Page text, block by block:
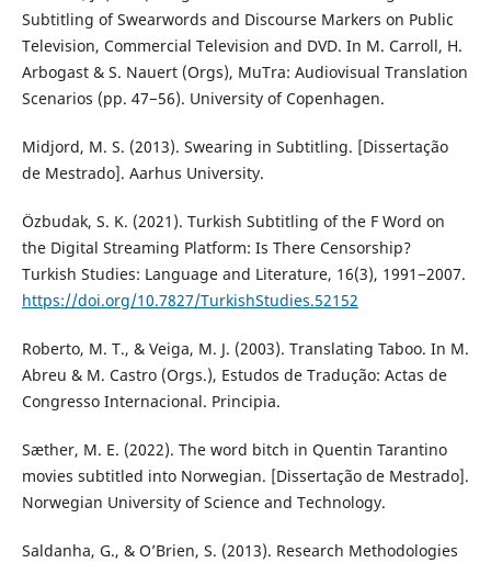
Subtitling of Swearwords and Discourse Markers on Public
Television, Commercial Television and DVD. In M. Carroll, H.
Arbogast & S. Nauert (Orgs), MuTra: Audiovisual Translation
Scenarios (pp. 47−56). University of Copenhagen.
Midjord, M. S. (2013). Swearing in Subtitling. [Dissertação
de Mestrado]. Aarhus University.
Özbudak, S. K. (2021). Turkish Subtitling of the F Word on
the Digital Streaming Platform: Is There Censorship?
Turkish Studies: Language and Literature, 16(3), 1991−2007.
https://doi.org/10.7827/TurkishStudies.52152
Roberto, M. T., & Veiga, M. J. (2003). Translating Taboo. In M.
Abreu & M. Castro (Orgs.), Estudos de Tradução: Actas de
Congresso Internacional. Principia.
Sæther, M. E. (2022). The word bitch in Quentin Tarantino
movies subtitled into Norwegian. [Dissertação de Mestrado].
Norwegian University of Science and Technology.
Saldanha, G., & O’Brien, S. (2013). Research Methodologies